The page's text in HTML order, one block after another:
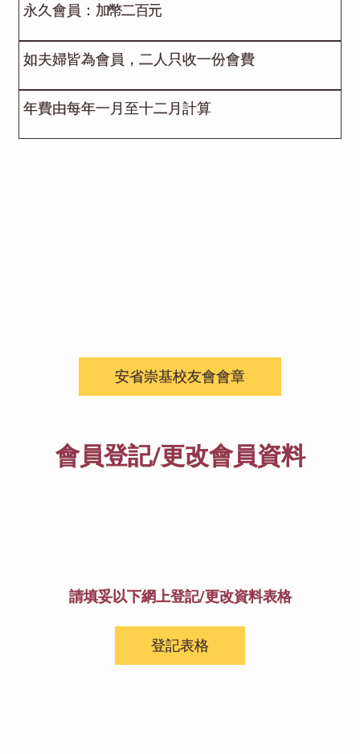
永久會員： 加幣二百元
如夫婦皆為會員，二人只收一份會費
年費由每年一月至十二月計算
安省崇基校友會會章
會員登記/更改會員資料
請填妥以下網上登記/更改資料表格
登記表格